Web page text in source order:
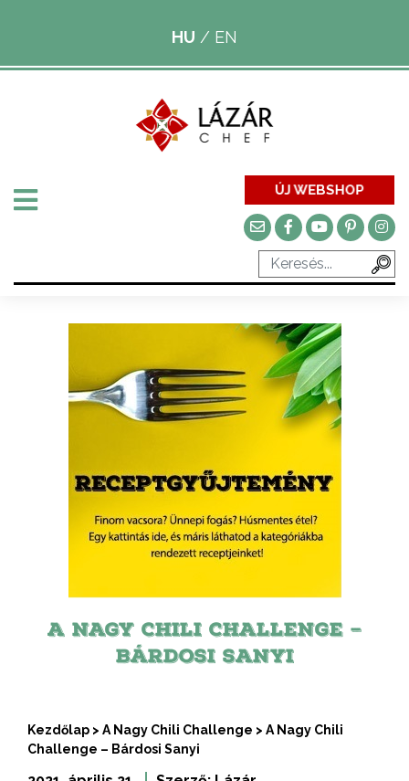
HU / EN
ÚJ WEBSHOP
A NAGY CHILI CHALLENGE –
BÁRDOSI SANYI
Kezdőlap > A Nagy Chili Challenge > A Nagy Chili
Challenge – Bárdosi Sanyi